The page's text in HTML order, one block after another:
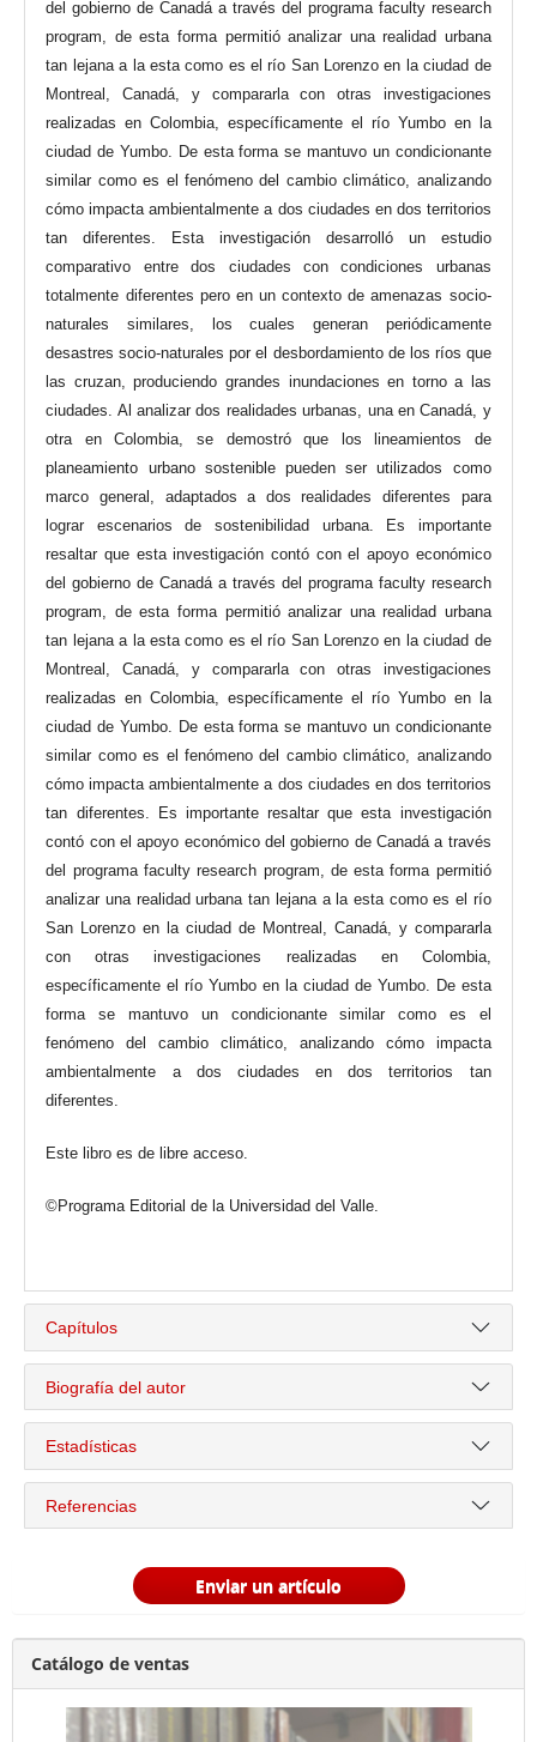
del gobierno de Canadá a través del programa faculty research
program, de esta forma permitió analizar una realidad urbana
tan lejana a la esta como es el río San Lorenzo en la ciudad de
Montreal, Canadá, y compararla con otras investigaciones
realizadas en Colombia, específicamente el río Yumbo en la
ciudad de Yumbo. De esta forma se mantuvo un condicionante
similar como es el fenómeno del cambio climático, analizando
cómo impacta ambientalmente a dos ciudades en dos territorios
tan diferentes. Esta investigación desarrolló un estudio
comparativo entre dos ciudades con condiciones urbanas
totalmente diferentes pero en un contexto de amenazas socio-
naturales similares, los cuales generan periódicamente
desastres socio-naturales por el desbordamiento de los ríos que
las cruzan, produciendo grandes inundaciones en torno a las
ciudades. Al analizar dos realidades urbanas, una en Canadá, y
otra en Colombia, se demostró que los lineamientos de
planeamiento urbano sostenible pueden ser utilizados como
marco general, adaptados a dos realidades diferentes para
lograr escenarios de sostenibilidad urbana. Es importante
resaltar que esta investigación contó con el apoyo económico
del gobierno de Canadá a través del programa faculty research
program, de esta forma permitió analizar una realidad urbana
tan lejana a la esta como es el río San Lorenzo en la ciudad de
Montreal, Canadá, y compararla con otras investigaciones
realizadas en Colombia, específicamente el río Yumbo en la
ciudad de Yumbo. De esta forma se mantuvo un condicionante
similar como es el fenómeno del cambio climático, analizando
cómo impacta ambientalmente a dos ciudades en dos territorios
tan diferentes. Es importante resaltar que esta investigación
contó con el apoyo económico del gobierno de Canadá a través
del programa faculty research program, de esta forma permitió
analizar una realidad urbana tan lejana a la esta como es el río
San Lorenzo en la ciudad de Montreal, Canadá, y compararla
con otras investigaciones realizadas en Colombia,
específicamente el río Yumbo en la ciudad de Yumbo. De esta
forma se mantuvo un condicionante similar como es el
fenómeno del cambio climático, analizando cómo impacta
ambientalmente a dos ciudades en dos territorios tan
diferentes.
Este libro es de libre acceso.
©Programa Editorial de la Universidad del Valle.
Capítulos
Biografía del autor
Estadísticas
Referencias
Enviar un artículo
Catálogo de ventas